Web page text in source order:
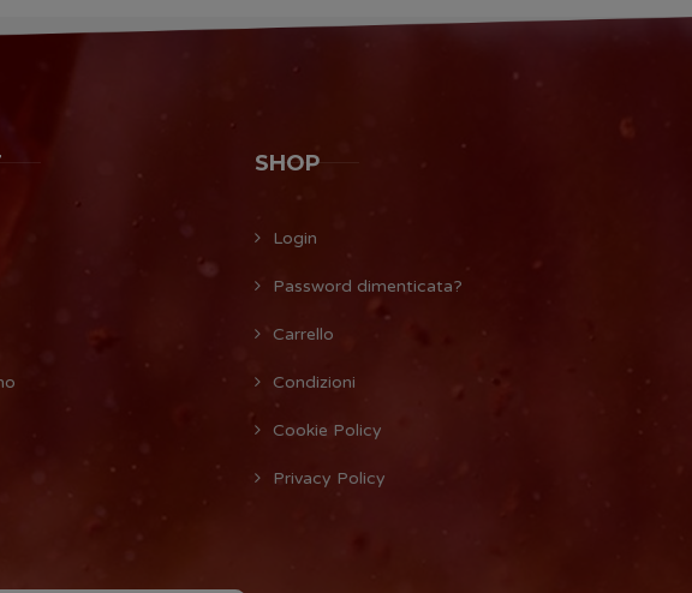
SHOP
Login
Password dimenticata?
Carrello
Condizioni
Cookie Policy
Privacy Policy